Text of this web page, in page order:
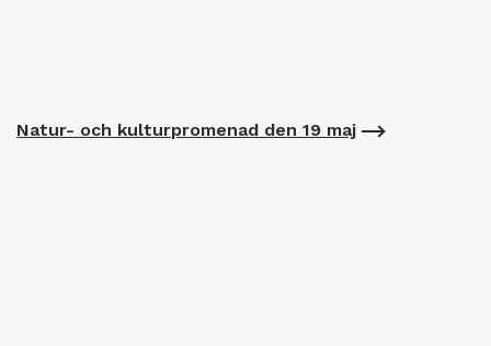
Natur- och kulturpromenad den 19 maj